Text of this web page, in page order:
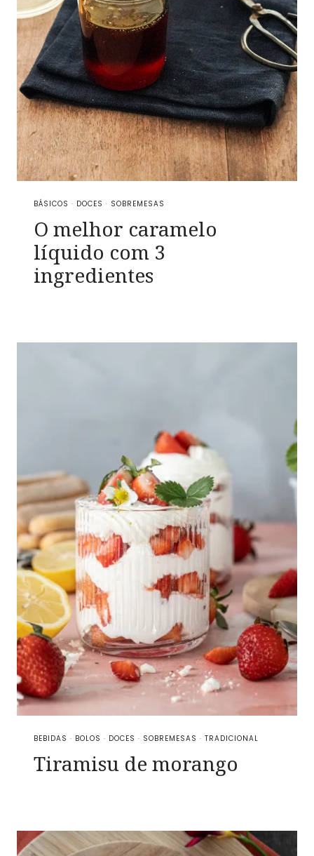
BÁSICOS · DOCES · SOBREMESAS
O melhor caramelo
líquido com 3
ingredientes
BEBIDAS · BOLOS · DOCES · SOBREMESAS · TRADICIONAL
Tiramisu de morango